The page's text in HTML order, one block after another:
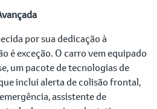
por sua dedicação à
é exceção. O carro vem equipado
um pacote de tecnologias de
inclui alerta de colisão frontal,
assistente de